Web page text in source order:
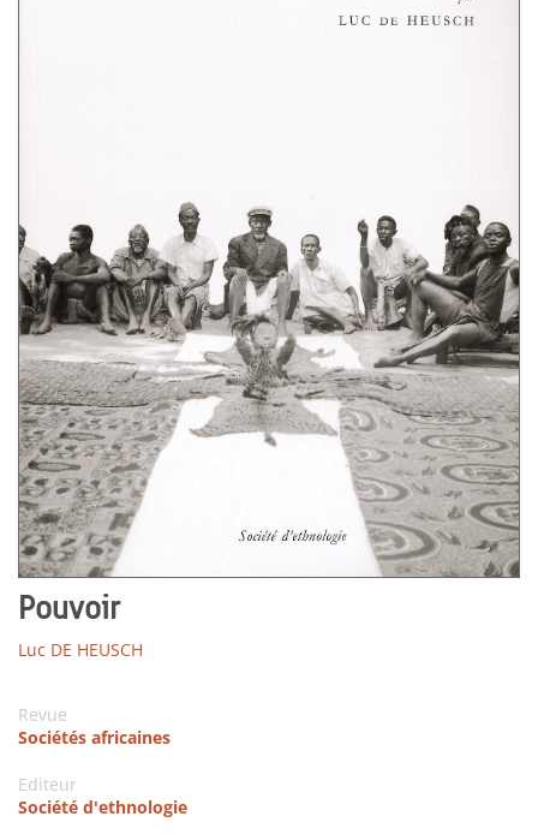
Pouvoir
Luc DE HEUSCH
Revue
Sociétés africaines
Editeur
Société d'ethnologie